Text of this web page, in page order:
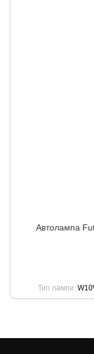
Автолампа
Тип лампи